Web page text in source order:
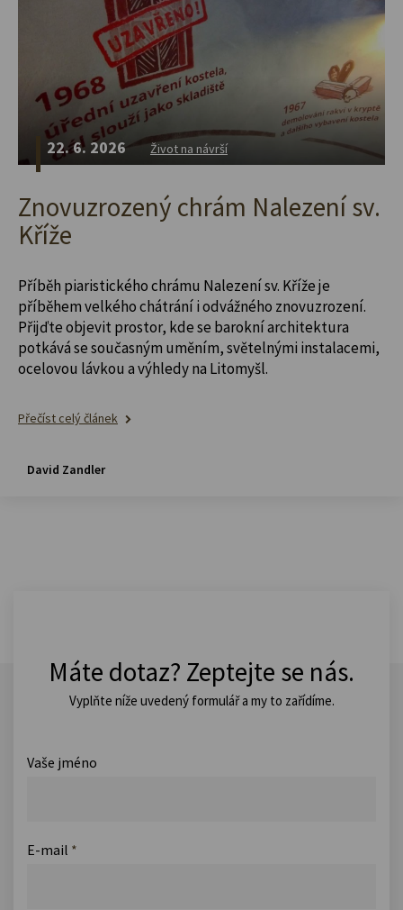
22. 6. 2026 Život na návrší
Znovuzrozený chrám Nalezení sv.
Kříže
Příběh piaristického chrámu Nalezení sv. Kříže je
příběhem velkého chátrání i odvážného znovuzrození.
Přijďte objevit prostor, kde se barokní architektura
potkává se současným uměním, světelnými instalacemi,
ocelovou lávkou a výhledy na Litomyšl.
Přečíst celý článek
David Zandler
Máte dotaz? Zeptejte se nás.
Vyplňte níže uvedený formulář a my to zařídíme.
Vaše jméno
E-mail *